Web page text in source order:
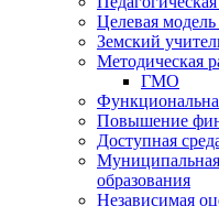
Целевая модель
Земский
Методическая
ГМО
Повышение
Доступная
Муниципальная
образования
Независимая